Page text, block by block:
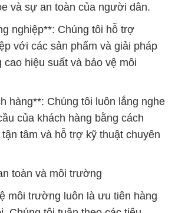
hàng**: Chúng tôi luôn lắng nghe
của khách hàng bằng cách
tâm và hỗ trợ kỹ thuật chuyên
toàn và môi trường
môi trường luôn là ưu tiên hàng
Chúng tôi tuân theo các tiêu
ngặt và luôn nỗ lực để giảm
cực đối với môi trường. Chúng
sản phẩm an toàn và thân
đồng thời hỗ trợ khách hàng